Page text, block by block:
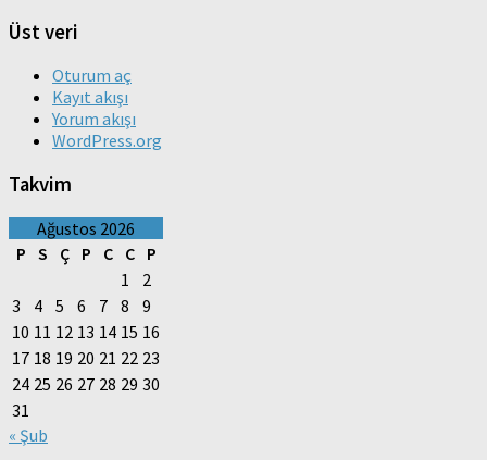
Üst veri
Oturum aç
Kayıt akışı
Yorum akışı
WordPress.org
Takvim
Ağustos 2026
P S Ç P C C
P
1
2
3
4 5 6 7 8
9
10 11 12 13 14 15 16
17 18 19 20 21 22 23
24 25 26 27 28 29 30
31
« Şub